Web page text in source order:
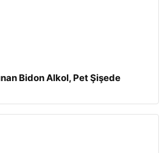
Bidon Alkol, Pet Şişede